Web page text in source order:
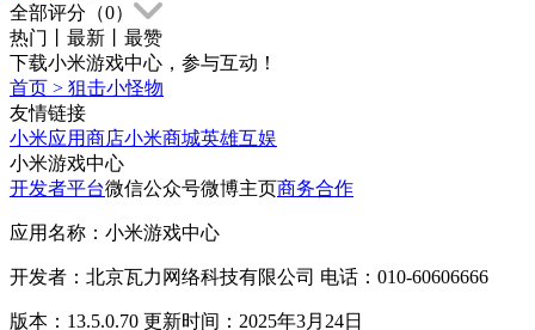
全部评分（0）
热门
最新
最赞
下载小米游戏中心，参与互动！
首页 > 狙击小怪物
友情链接
小米应用商店小米商城英雄互娱
小米游戏中心
开发者平台微信公众号微博主页商务合作
应用名称：小米游戏中心
开发者：北京瓦力网络科技有限公司 电话：010-60606666
版本：13.5.0.70 更新时间：2025年3月24日